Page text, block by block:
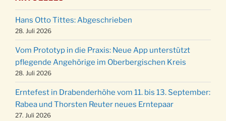
11.12.
Puer-Natus weihnachtliches Brauchtum am
Robert-Gassner-Hof um 17:00 Uhr
19.12.
Kinderbibeltag im Ev. Gemeindehaus von 10-
12 Uhr
20.12.
Weihnachts-Konzert des Honterus Chors in
der Kirche um 17:00 Uhr
24.12.
Familiengottesdienst mit Krippenspiel im Ev.
Gemeindehaus um 15:00 Uhr
24.12. Familiengottesdienst in der FeG um 16 Uhr
Hans Otto Tittes: Abgeschrieben
28. Juli 2026
Vom Prototyp in die Praxis: Neue App unterstützt
pflegende Angehörige im Oberbergischen Kreis
28. Juli 2026
Erntefest in Drabenderhöhe vom 11. bis 13. September:
Rabea und Thorsten Reuter neues Erntepaar
27. Juli 2026